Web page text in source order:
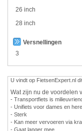
26 inch
28 inch
Versnellingen
3
U vindt op FietsenExpert.nl
Wat zijn nu de voordelen
- Transportfiets is
- Unifiets voor dames en
- Sterk
- Kan meer vervoeren via
- Gaat langer mee